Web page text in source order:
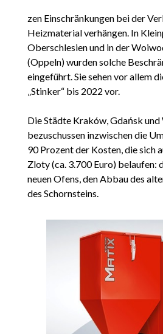
zen Einschränkungen bei der
Heizmaterial verhängen. In
Oberschlesien und in der
(Oppeln) wurden solche
eingeführt. Sie sehen vor allem
„Stinker“ bis 2022 vor.
Die Städte Kraków, Gdańsk und
bezuschussen inzwischen die
90 Prozent der Kosten, die sich
Zloty (ca. 3.700 Euro) belaufen:
neuen Ofens, den Abbau des
des Schornsteins.